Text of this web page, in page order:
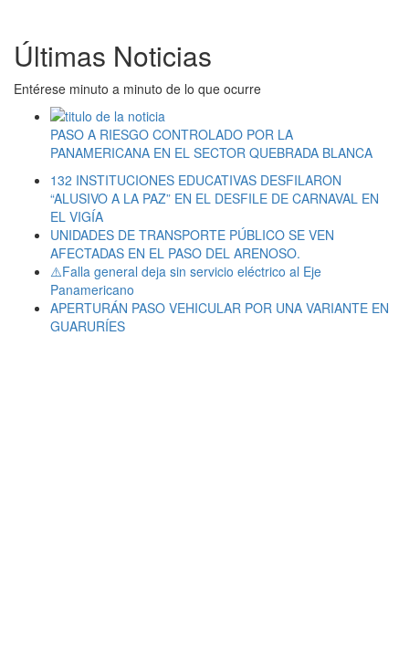
Últimas Noticias
Entérese minuto a minuto de lo que ocurre
PASO A RIESGO CONTROLADO POR LA
PANAMERICANA EN EL SECTOR QUEBRADA BLANCA
132 INSTITUCIONES EDUCATIVAS DESFILARON
“ALUSIVO A LA PAZ” EN EL DESFILE DE CARNAVAL EN
EL VIGÍA
UNIDADES DE TRANSPORTE PÚBLICO SE VEN
AFECTADAS EN EL PASO DEL ARENOSO.
⚠️Falla general deja sin servicio eléctrico al Eje
Panamericano
APERTURÁN PASO VEHICULAR POR UNA VARIANTE EN
GUARURÍES